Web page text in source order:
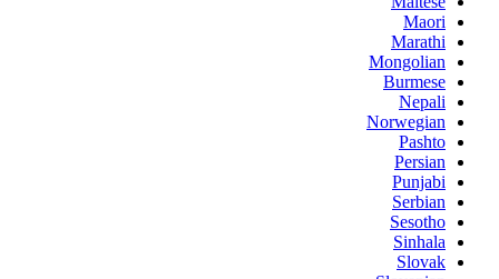
Maori
Marathi
Mongolian
Burmese
Nepali
Norwegian
Pashto
Persian
Punjabi
Serbian
Sesotho
Sinhala
Slovak